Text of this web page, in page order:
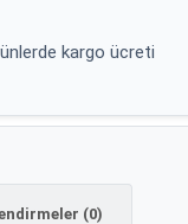
kargo ücreti
(0)